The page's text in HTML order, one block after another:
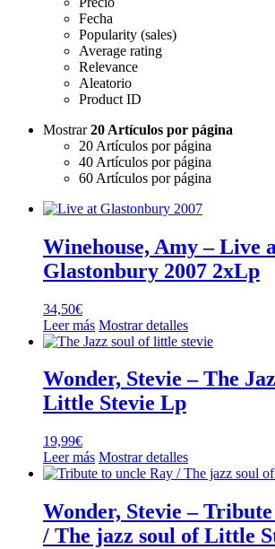
Fecha
Popularity (sales)
Average rating
Relevance
Aleatorio
Product ID
Mostrar20 Artículos por página
20 Artículos por página
40 Artículos por página
60 Artículos por página
Winehouse, Amy – Live
Glastonbury 2007 2xLp
34,50€
Leer más Mostrar detalles
Wonder, Stevie – The
Little Stevie Lp
19,99€
Leer más Mostrar detalles
Wonder, Stevie –
/ The jazz soul of Little